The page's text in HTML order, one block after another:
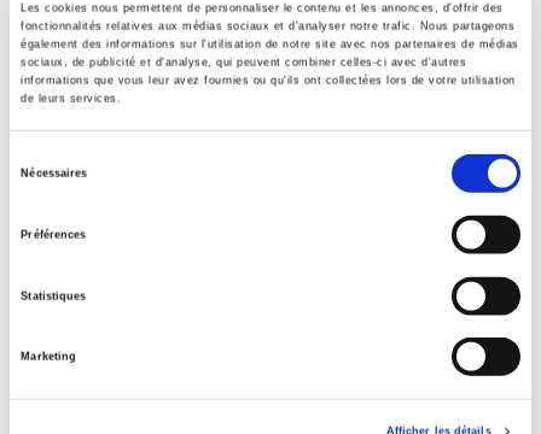
Les cookies nous permettent de personnaliser le contenu et les annonces, d'offrir des
fonctionnalités relatives aux médias sociaux et d'analyser notre trafic. Nous partageons
également des informations sur l'utilisation de notre site avec nos partenaires de médias
sociaux, de publicité et d'analyse, qui peuvent combiner celles-ci avec d'autres
informations que vous leur avez fournies ou qu'ils ont collectées lors de votre utilisation
de leurs services.
Nécessaires
Préférences
Statistiques
Marketing
Afficher les détails
Relatedtitles
Parents en quête de droits
La mutation climatique